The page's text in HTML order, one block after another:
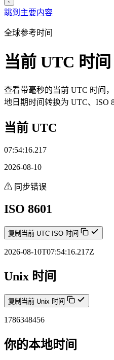
跳到主要内容
全球参考时间
当前 UTC 时间
查看带毫秒的当前 UTC 时间
地日期时间转换为 UTC、ISO
当前 UTC
07:54:16.417
2026-08-10
⚠ 同步错误
ISO 8601
复制当前 UTC ISO 时间
2026-08-10T07:54:16.417Z
Unix 时间
复制当前 Unix 时间
1786348456
你的本地时间